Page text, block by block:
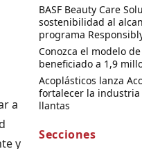
a
y
BASF Beauty Care
sostenibilidad al
programa
Conozca el modelo
beneficiado a 1,9
Acoplásticos lanza
fortalecer la
llantas
Secciones